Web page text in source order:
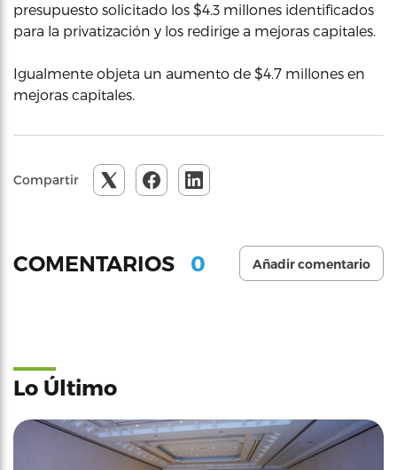
presupuesto solicitado los $4.3 millones identificados
para la privatización y los redirige a mejoras capitales.
Igualmente objeta un aumento de $4.7 millones en
mejoras capitales.
Compartir
COMENTARIOS 0 Añadir comentario
Lo Último